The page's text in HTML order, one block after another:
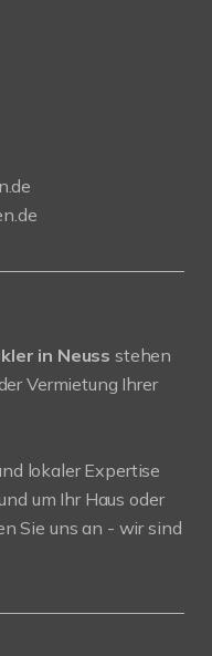
in Neuss stehen
Vermietung Ihrer
lokaler Expertise
um Ihr Haus oder
Sie uns an - wir sind